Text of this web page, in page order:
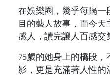
在娛樂圈，幾乎每隔一
目的藝人故事，而今天
感人，讀完讓人百感交
75歲的她身上的橋段
影，更是充滿著人性的